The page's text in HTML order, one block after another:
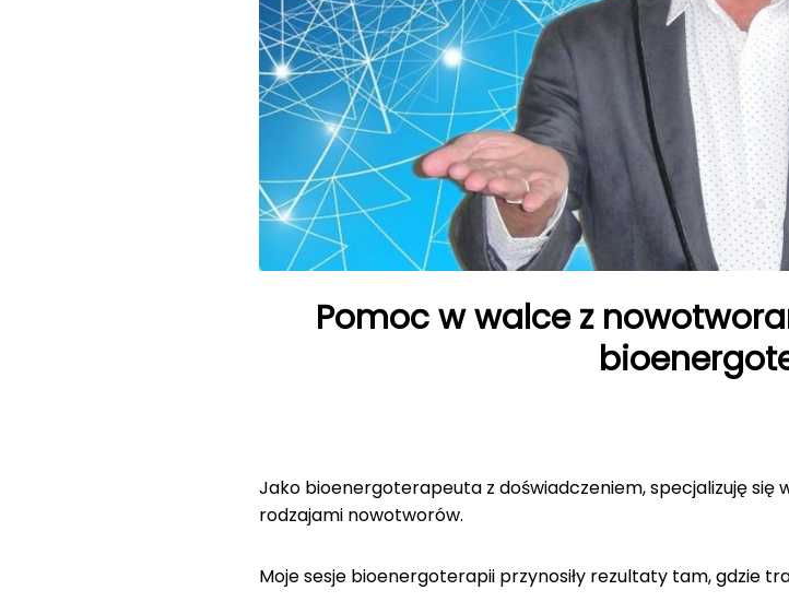
Pomoc w walce z
Jako bioenergoterapeuta z doświadczeniem, specjalizuję
rodzajami nowotworów.
Moje sesje bioenergoterapii przynosiły rezultaty tam, gdzie